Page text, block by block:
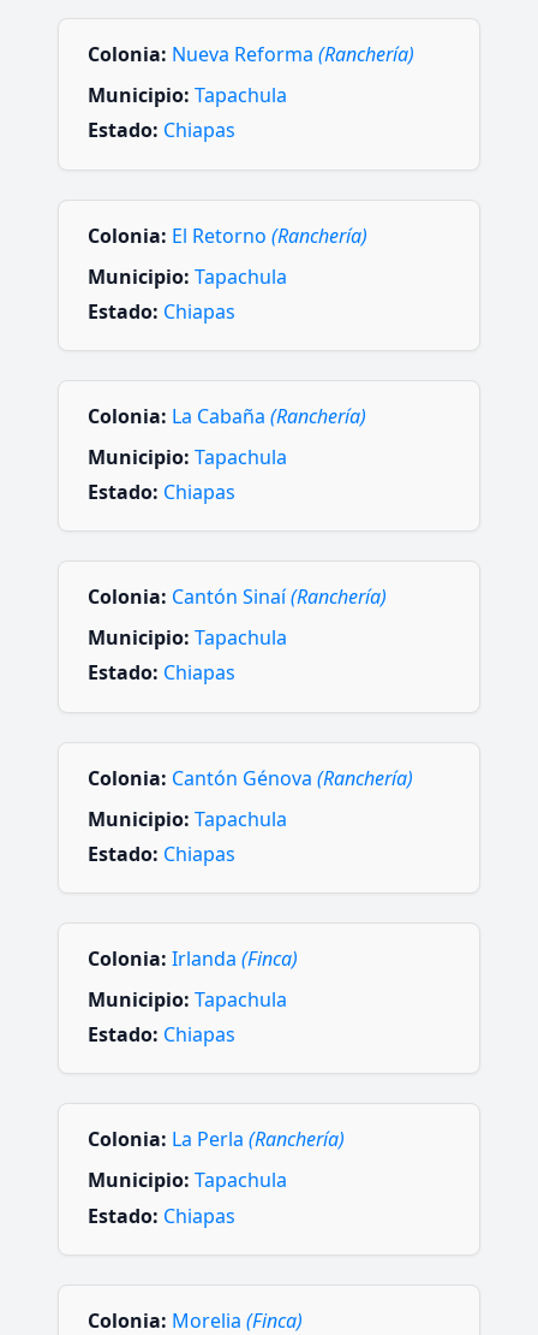
Colonia: Nueva Reforma (Ranchería)
Municipio: Tapachula
Estado: Chiapas
Colonia: El Retorno (Ranchería)
Municipio: Tapachula
Estado: Chiapas
Colonia: La Cabaña (Ranchería)
Municipio: Tapachula
Estado: Chiapas
Colonia: Cantón Sinaí(Ranchería)
Municipio: Tapachula
Estado: Chiapas
Colonia: Cantón Génova (Ranchería)
Municipio: Tapachula
Estado: Chiapas
Colonia: Irlanda (Finca)
Municipio: Tapachula
Estado: Chiapas
Colonia: La Perla (Ranchería)
Municipio: Tapachula
Estado: Chiapas
Colonia: Morelia (Finca)